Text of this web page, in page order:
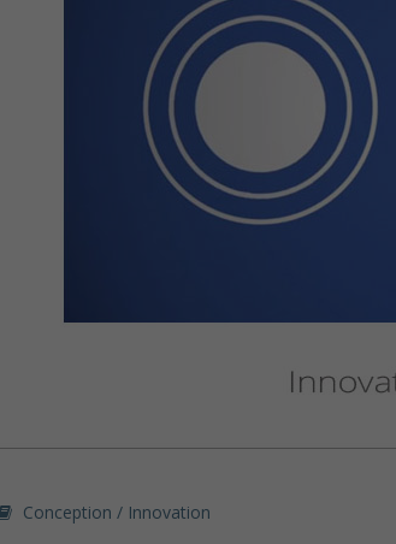
Conception / Innovation